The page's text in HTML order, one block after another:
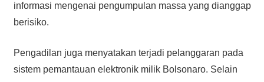
informasi mengenai pengumpulan massa yang dianggap
berisiko.
Pengadilan juga menyatakan terjadi pelanggaran pada
sistem pemantauan elektronik milik Bolsonaro. Selain